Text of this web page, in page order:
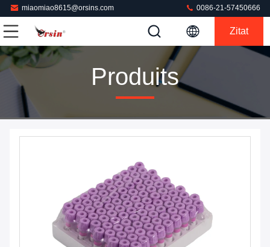
miaomiao8615@orsins.com 0086-21-57450666
Zitat
Produits